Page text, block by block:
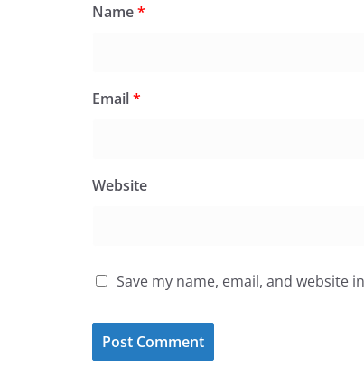
Name*
Email*
Website
Save my name, email, and website